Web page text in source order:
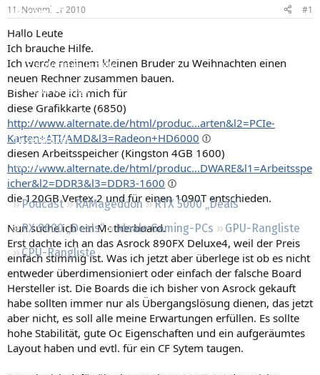
Forum
Aktuelles
Empfohlene Inhalte
Neue Beiträge
Neueste Aktivitäten
Leserartikel
Regeln
Podcast RAMageddon
RTX 5000 „Deals“
RX 9000 „Deals“
Ideale Gaming-PCs
GPU-Rangliste
CPU-Rangliste
e
r
t
m
11. November 2010 #1
Hallo Leute
Ich brauche Hilfe.
Ich werde meinem kleinen Bruder zu Weihnachten einen
neuen Rechner zusammen bauen.
Bisher habe ich mich für
diese Grafikkarte (6850)
http://www.alternate.de/html/produc...arten&l2=PCIe-
Karten+ATI/AMD&l3=Radeon+HD6000
diesen Arbeitsspeicher (Kingston 4GB 1600)
http://www.alternate.de/html/produc...DWARE&l1=Arbeitsspe
icher&l2=DDR3&l3=DDR3-1600
die 120GB Vertex 2 und für einen 1090T entschieden.
Nun suche ich ein Motherboard.
Erst dachte ich an das Asrock 890FX Deluxe4, weil der Preis
einfach stimmig ist. Was ich jetzt aber überlege ist ob es nicht
entweder überdimensioniert oder einfach der falsche Board
Hersteller ist. Die Boards die ich bisher von Asrock gekauft
habe sollten immer nur als Übergangslösung dienen, das jetzt
aber nicht, es soll alle meine Erwartungen erfüllen. Es sollte
hohe Stabilität, gute Oc Eigenschaften und ein aufgeräumtes
Layout haben und evtl. für ein CF Sytem taugen.